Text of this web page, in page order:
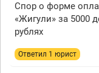
Спор о форме
«Жигули» за 5000
рублях
Ответил 1 юрист